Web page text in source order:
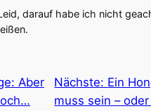
darauf habe ich nicht
Aber
Nächste: Ein
muss sein –